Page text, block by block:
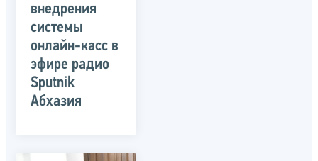
внедрения
системы
онлайн-касс в
эфире радио
Sputnik
Абхазия